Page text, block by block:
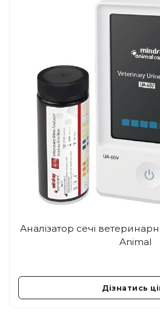
Аналізатор сечі
Animal
Дізнатись